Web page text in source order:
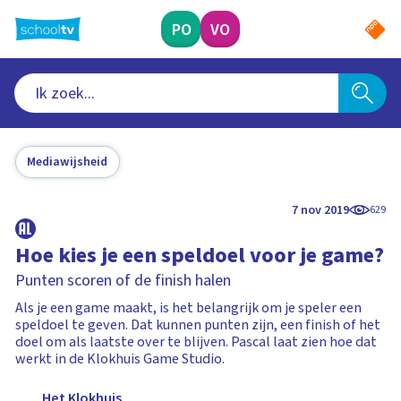
naar
hoofdinhoud
PO VO
Mediawijsheid
7 nov 2019 629
Hoe kies je een speldoel voor je game?
Punten scoren of de finish halen
Als je een game maakt, is het belangrijk om je speler een
speldoel te geven. Dat kunnen punten zijn, een finish of het
doel om als laatste over te blijven. Pascal laat zien hoe dat
werkt in de Klokhuis Game Studio.